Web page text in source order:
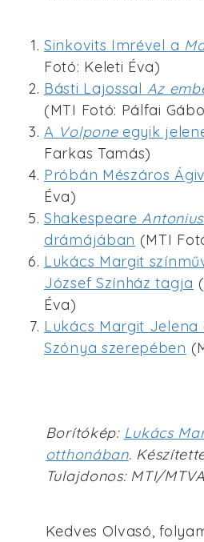
Sinkovits Imrével a
Fotó: Keleti Éva)
Básti Lajossal Az
(MTI Fotó: Pálfai
A Volponeegyik
Farkas Tamás)
Próbán Mészáros
Éva)
Shakespeare
drámájában (MTI
Lukács Margit
József Színház tagja
Éva)
Lukács Margit Jelena
Szónya szerepében
Borítókép: Lukács
otthonában.
Tulajdonos: MTI/MTVA
Kedves Olvasó,